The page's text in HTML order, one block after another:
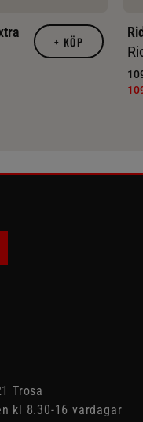
+ KÖP
Trosa
kl 8.30-16 vardagar